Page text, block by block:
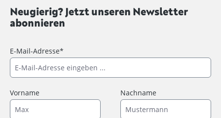
Neugierig? Jetzt unseren Newsletter
abonnieren
E-Mail-Adresse*
Vorname Nachname